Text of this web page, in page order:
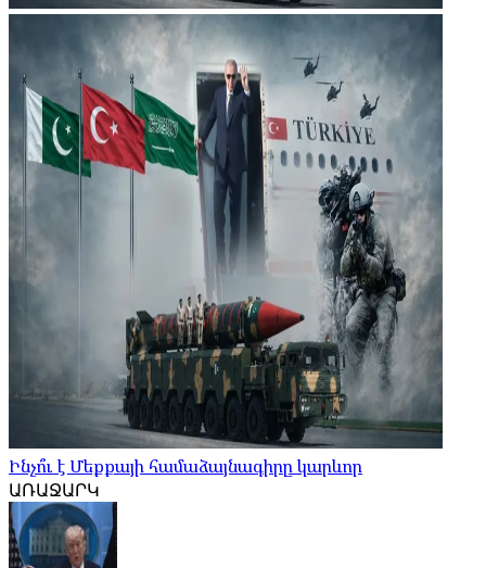
Ինչո՞ւ է Մեքքայի համաձայնագիրը կարևոր
ԱՌԱՋԱՐԿ